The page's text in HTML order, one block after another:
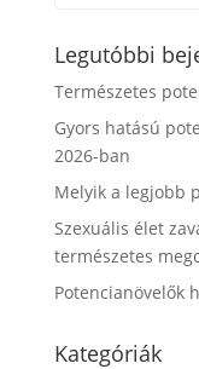
Legutóbbi
Természetes
Gyors hatású
2026-ban
Melyik a legjobb
Szexuális élet
természetes
Potencianövelők
Kategóriák